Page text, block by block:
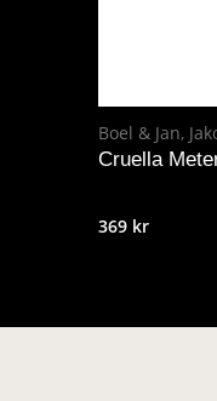
Boel & Jan,
Cruella
369 kr